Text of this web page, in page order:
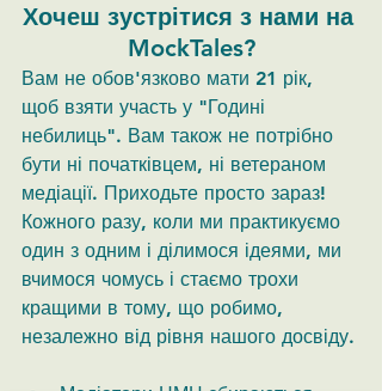
Хочеш зустрітися з нами на
MockTales?
Вам не обов'язково мати 21 рік,
щоб взяти участь у "Годині
небилиць". Вам також не потрібно
бути ні початківцем, ні ветераном
медіації. Приходьте просто зараз!
Кожного разу, коли ми практикуємо
один з одним і ділимося ідеями, ми
вчимося чомусь і стаємо трохи
кращими в тому, що робимо,
незалежно від рівня нашого досвіду.